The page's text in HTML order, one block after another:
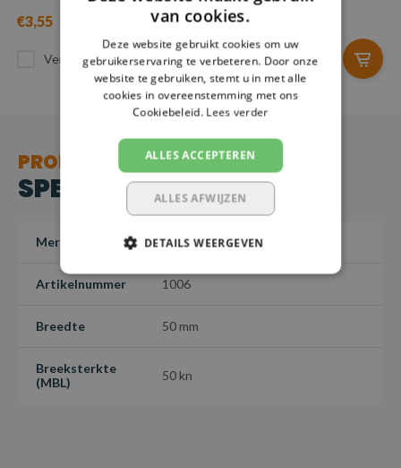
€3,55
Vergelijk
€1,62
Vergelijk
PRODUCT
SPECIFICATIES
Merk SafetyLoad
Artikelnummer 1006
Breedte 50 mm
Breeksterkte
(MBL)
50 kn
van cookies.
Deze website gebruikt cookies om uw
gebruikerservaring te verbeteren. Door onze
website te gebruiken, stemt u in met alle
cookies in overeenstemming met ons
Cookiebeleid. Lees verder
ALLES ACCEPTEREN
ALLES AFWIJZEN
DETAILS WEERGEVEN